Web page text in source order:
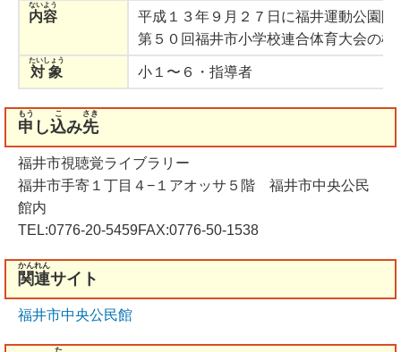
内容
ないよう
平成１３年９月２７日に福井運動公園
第５０回福井市小学校連合体育大会の模
対象
たいしょう
小１〜６・指導者
申
もう
し込
こ
み先
さき
福井市視聴覚ライブラリー
福井市手寄１丁目４−１アオッサ５階 福井市中央公民
館内
TEL:0776-20-5459FAX:0776-50-1538
関連
かんれん
サイト
福井市中央公民館
た